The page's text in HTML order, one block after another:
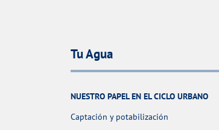
Tu Agua
NUESTRO PAPEL EN EL CICLO URBANO
Captación y potabilización